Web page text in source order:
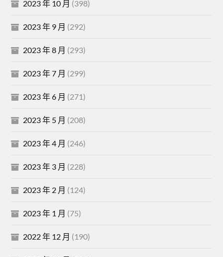
2023 年 10 月 (398)
2023 年 9 月 (292)
2023 年 8 月 (293)
2023 年 7 月 (299)
2023 年 6 月 (271)
2023 年 5 月 (208)
2023 年 4 月 (246)
2023 年 3 月 (228)
2023 年 2 月 (124)
2023 年 1 月 (75)
2022 年 12 月 (190)